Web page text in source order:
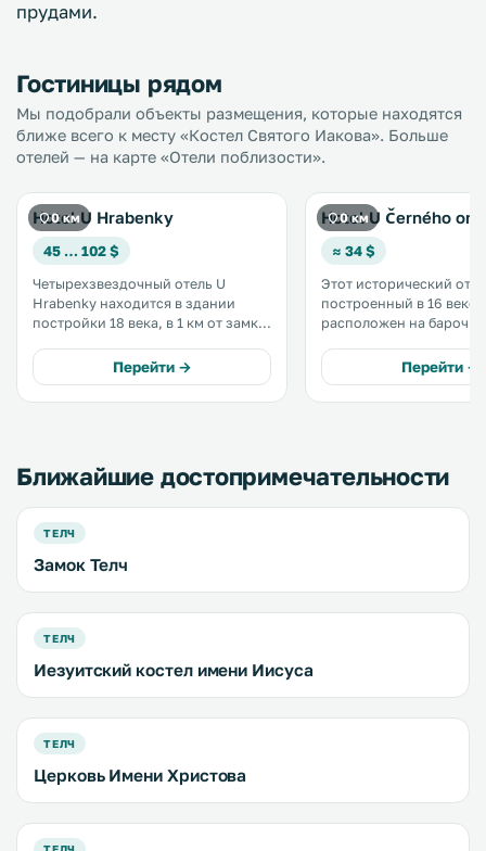
прудами.
Гостиницы рядом
Мы подобрали объекты размещения, которые находятся
ближе всего к месту «Костел Святого Иакова». Больше
отелей — на карте «Отели поблизости».
0 км
Hotel U Hrabenky
45 … 102 $
Четырехзвездочный отель U
Hrabenky находится в здании
постройки 18 века, в 1 км от замка
2 летние террасы и небольшой
оздоровительный центр с
гидромассажной ванной и
Перейти →
0 км
Hotel U Černého orla
≈ 34 $
Этот исторический
построенный в 16 веке,
расположен на
номера с ванными
телевизором со
каналами и гостиным
Перейти →
Ближайшие достопримечательности
ТЕЛЧ
Замок Телч
ТЕЛЧ
Иезуитский костел имени Иисуса
ТЕЛЧ
Церковь Имени Христова